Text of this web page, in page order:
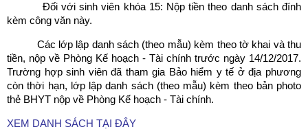
Đối với sinh viên khóa 15: Nộp tiền theo danh sách đính
kèm công văn này.
Các lớp lập danh sách (theo mẫu) kèm theo tờ khai và thu
tiền, nộp về Phòng Kế hoạch - Tài chính trước ngày 14/12/2017.
Trường hợp sinh viên đã tham gia Bảo hiểm y tế ở địa phương
còn thời hạn, lớp lập danh sách (theo mẫu) kèm theo bản photo
thẻ BHYT nộp về Phòng Kế hoạch - Tài chính.
XEM DANH SÁCH TẠI ĐÂY